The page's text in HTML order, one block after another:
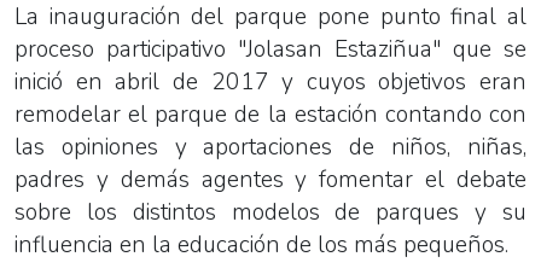
La inauguración del parque pone punto final al
proceso participativo "Jolasan Estaziñua" que se
inició en abril de 2017 y cuyos objetivos eran
remodelar el parque de la estación contando con
las opiniones y aportaciones de niños, niñas,
padres y demás agentes y fomentar el debate
sobre los distintos modelos de parques y su
influencia en la educación de los más pequeños.